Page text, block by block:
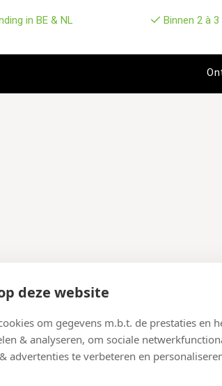
deze website
om gegevens m.b.t. de prestaties en
& analyseren, om sociale
advertenties te verbeteren en
in BE & NL Binnen 2 à